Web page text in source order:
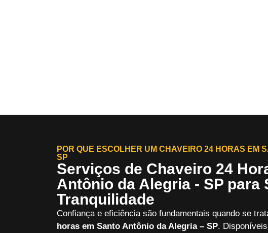
POR QUE ESCOLHER UM CHAVEIRO 24 HORAS EM
SP
Serviços de Chaveiro 24
Antônio da Alegria - SP para
Tranquilidade
Confiança e eficiência são fundamentais quando se
horas em Santo Antônio da Alegria – SP.